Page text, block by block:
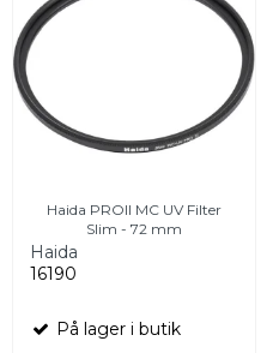
Haida PROII MC UV Filter
Slim - 72 mm
Haida
16190
På lager i butik